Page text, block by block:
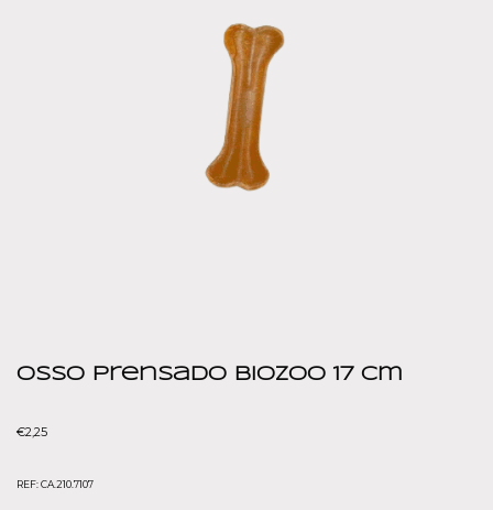
Osso prensado Biozoo 17 cm
€2,25
REF:CA.210.7107